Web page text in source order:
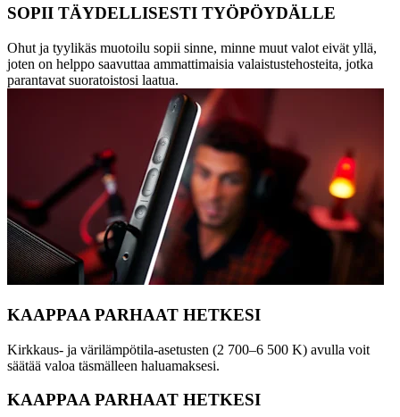
SOPII TÄYDELLISESTI TYÖPÖYDÄLLE
Ohut ja tyylikäs muotoilu sopii sinne, minne muut valot eivät yllä,
joten on helppo saavuttaa ammattimaisia valaistustehosteita, jotka
parantavat suoratoistosi laatua.
KAAPPAA PARHAAT HETKESI
Kirkkaus- ja värilämpötila-asetusten (2 700–6 500 K) avulla voit
säätää valoa täsmälleen haluamaksesi.
KAAPPAA PARHAAT HETKESI